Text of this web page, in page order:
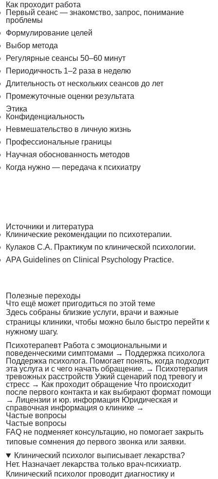
Как проходит работа
Первый сеанс — знакомство, запрос, понимание
проблемы
Формулирование целей
Выбор метода
Регулярные сеансы 50–60 минут
Периодичность 1–2 раза в неделю
Длительность от нескольких сеансов до лет
Промежуточные оценки результата
Этика
Конфиденциальность
Невмешательство в личную жизнь
Профессиональные границы
Научная обоснованность методов
Когда нужно — передача к психиатру
Источники и литература
Клинические рекомендации по психотерапии.
Кулаков С.А. Практикум по клинической психологии.
APA Guidelines on Clinical Psychology Practice.
Полезные переходы
Что ещё может пригодиться по этой теме
Здесь собраны близкие услуги, врачи и важные
страницы клиники, чтобы можно было быстро перейти к
нужному шагу.
Психотерапевт Работа с эмоциональными и
поведенческими симптомами → Поддержка психолога
Поддержка психолога. Помогает понять, когда подходит
эта услуга и с чего начать обращение. → Психотерапия
тревожных расстройств Узкий сценарий под тревогу и
стресс → Как проходит обращение Что происходит
после первого контакта и как выбирают формат помощи
→ Лицензии и юр. информация Юридическая и
справочная информация о клинике →
Частые вопросы
Частые вопросы
FAQ не подменяет консультацию, но помогает закрыть
типовые сомнения до первого звонка или заявки.
Клинический психолог выписывает лекарства?
Нет. Назначает лекарства только врач-психиатр.
Клинический психолог проводит диагностику и